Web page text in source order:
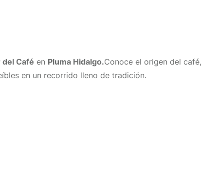
del Café en Pluma Hidalgo.Conoce el origen del café,
en un recorrido lleno de tradición.